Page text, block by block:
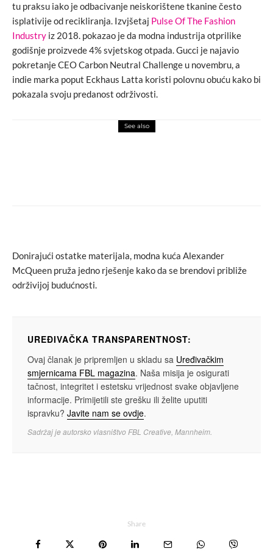
tu praksu iako je odbacivanje neiskorištene tkanine često
isplativije od recikliranja. Izvjšetaj Pulse Of The Fashion
Industry iz 2018. pokazao je da modna industrija otprilike
godišnje proizvede 4% svjetskog otpada. Gucci je najavio
pokretanje CEO Carbon Neutral Challenge u novembru, a
indie marka poput Eckhaus Latta koristi polovnu obuću kako bi
pokazala svoju predanost održivosti.
See also
Donirajući ostatke materijala, modna kuća Alexander
McQueen pruža jedno rješenje kako da se brendovi približe
održivijoj budućnosti.
UREĐIVAČKA TRANSPARENTNOST:
Ovaj članak je pripremljen u skladu sa Uređivačkim
smjernicama FBL magazina. Naša misija je osigurati
tačnost, integritet i estetsku vrijednost svake objavljene
informacije. Primijetili ste grešku ili želite uputiti
ispravku? Javite nam se ovdje.
Sadržaj je autorsko vlasništvo FBL Creative, Mannheim.
Share